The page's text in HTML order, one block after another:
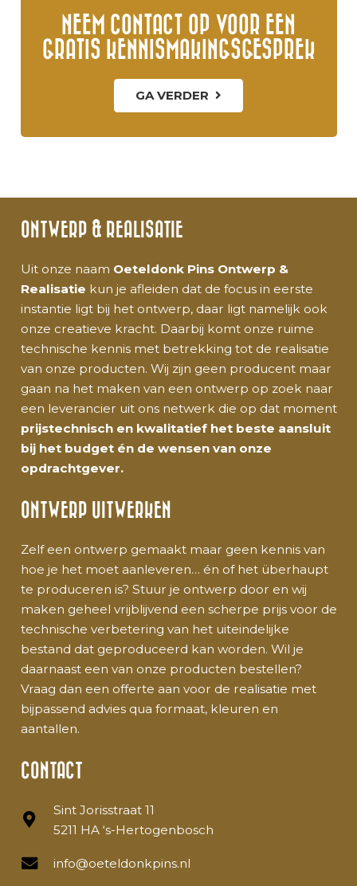
NEEM CONTACT OP VOOR EEN
GRATIS KENNISMAKINGSGESPREK
GA VERDER
ONTWERP & REALISATIE
Uit onze naam Oeteldonk Pins Ontwerp &
Realisatie kun je afleiden dat de focus in eerste
instantie ligt bij het ontwerp, daar ligt namelijk ook
onze creatieve kracht. Daarbij komt onze ruime
technische kennis met betrekking tot de realisatie
van onze producten. Wij zijn geen producent maar
gaan na het maken van een ontwerp op zoek naar
een leverancier uit ons netwerk die op dat moment
prijstechnisch en kwalitatief het beste aansluit
bij het budget én de wensen van onze
opdrachtgever.
ONTWERP UITWERKEN
Zelf een ontwerp gemaakt maar geen kennis van
hoe je het moet aanleveren… én of het überhaupt
te produceren is? Stuur je ontwerp door en wij
maken geheel vrijblijvend een scherpe prijs voor de
technische verbetering van het uiteindelijke
bestand dat geproduceerd kan worden. Wil je
daarnaast een van onze producten bestellen?
Vraag dan een offerte aan voor de realisatie met
bijpassend advies qua formaat, kleuren en
aantallen.
CONTACT
Sint Jorisstraat 11
5211 HA ‘s-Hertogenbosch
info@oeteldonkpins.nl